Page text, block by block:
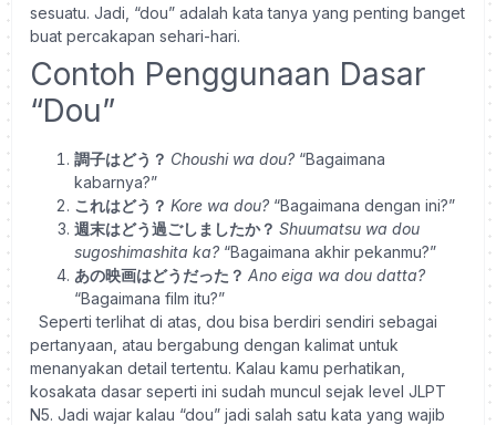
sesuatu. Jadi, “dou” adalah kata tanya yang penting banget
buat percakapan sehari-hari.
Contoh Penggunaan Dasar
“Dou”
調子はどう？ Choushi wa dou? “Bagaimana
kabarnya?”
これはどう？ Kore wa dou? “Bagaimana dengan ini?”
週末はどう過ごしましたか？ Shuumatsu wa dou
sugoshimashita ka? “Bagaimana akhir pekanmu?”
あの映画はどうだった？ Ano eiga wa dou datta?
“Bagaimana film itu?”
Seperti terlihat di atas, dou bisa berdiri sendiri sebagai
pertanyaan, atau bergabung dengan kalimat untuk
menanyakan detail tertentu. Kalau kamu perhatikan,
kosakata dasar seperti ini sudah muncul sejak level JLPT
N5. Jadi wajar kalau “dou” jadi salah satu kata yang wajib